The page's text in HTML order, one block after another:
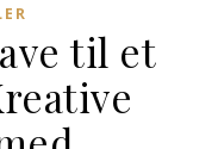
til et